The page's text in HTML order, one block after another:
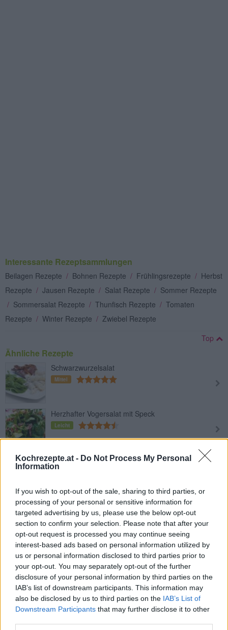
Kochrezepte.at - Do Not Process My Personal
Information
If you wish to opt-out of the sale, sharing to third parties, or
processing of your personal or sensitive information for
targeted advertising by us, please use the below opt-out
section to confirm your selection. Please note that after your
opt-out request is processed you may continue seeing
interest-based ads based on personal information utilized by
us or personal information disclosed to third parties prior to
your opt-out. You may separately opt-out of the further
disclosure of your personal information by third parties on the
IAB’s list of downstream participants. This information may
also be disclosed by us to third parties on the IAB’s List of
Downstream Participants that may further disclose it to other
Interessante Rezeptsammlungen
Beilagen Rezepte / Bohnen Rezepte / Frühlingsrezepte / Herbst
Rezepte / Jausen Rezepte / Salat Rezepte / Sommer Rezepte
/ Sommersalat Rezepte / Thunfisch Rezepte / Tomaten
Rezepte / Winter Rezepte / Zwiebel Rezepte
Top
Ähnliche Rezepte
Schwarzwurzelsalat
Mittel
Herzhafter Vogersalat mit Speck
Leicht
Vogerlsalat mit Speck
Leicht
Zucchinisalat
Leicht
Rote-Rüben-Salat
Leicht
Mayonnaisesalat
Leicht